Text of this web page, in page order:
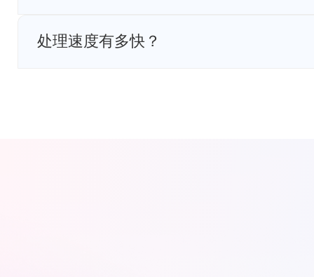
处理速度有多快？